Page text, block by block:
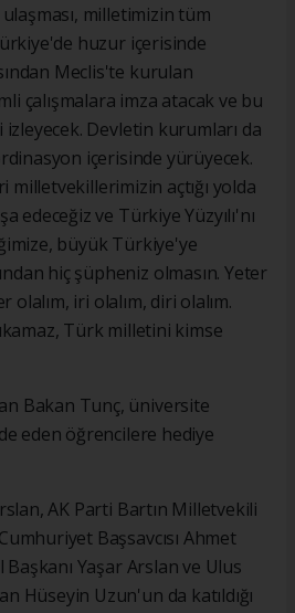
ulaşması, milletimizin tüm
huzur içerisinde
Meclis'te kurulan
çalışmalara imza atacak ve bu
izleyecek. Devletin kurumları da
içerisinde yürüyecek.
açtığı yolda
edeceğiz ve Türkiye Yüzyılı'nı
büyük Türkiye'ye
hiç şüpheniz olmasın. Yeter
olalım, iri olalım, diri olalım.
Türk milletini kimse
Bakan Tunç, üniversite
eden öğrencilere hediye
AK Parti Bartın Milletvekili
Başsavcısı Ahmet
Başkanı Yaşar Arslan ve Ulus
Hüseyin Uzun'un da katıldığı